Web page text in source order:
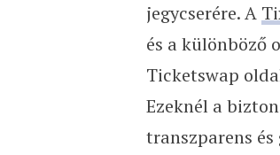
jegycserére. A
és a különböző
Ticketswap
Ezeknél a
transzparens